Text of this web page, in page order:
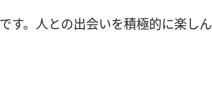
です。人との出会いを積極的に楽しん